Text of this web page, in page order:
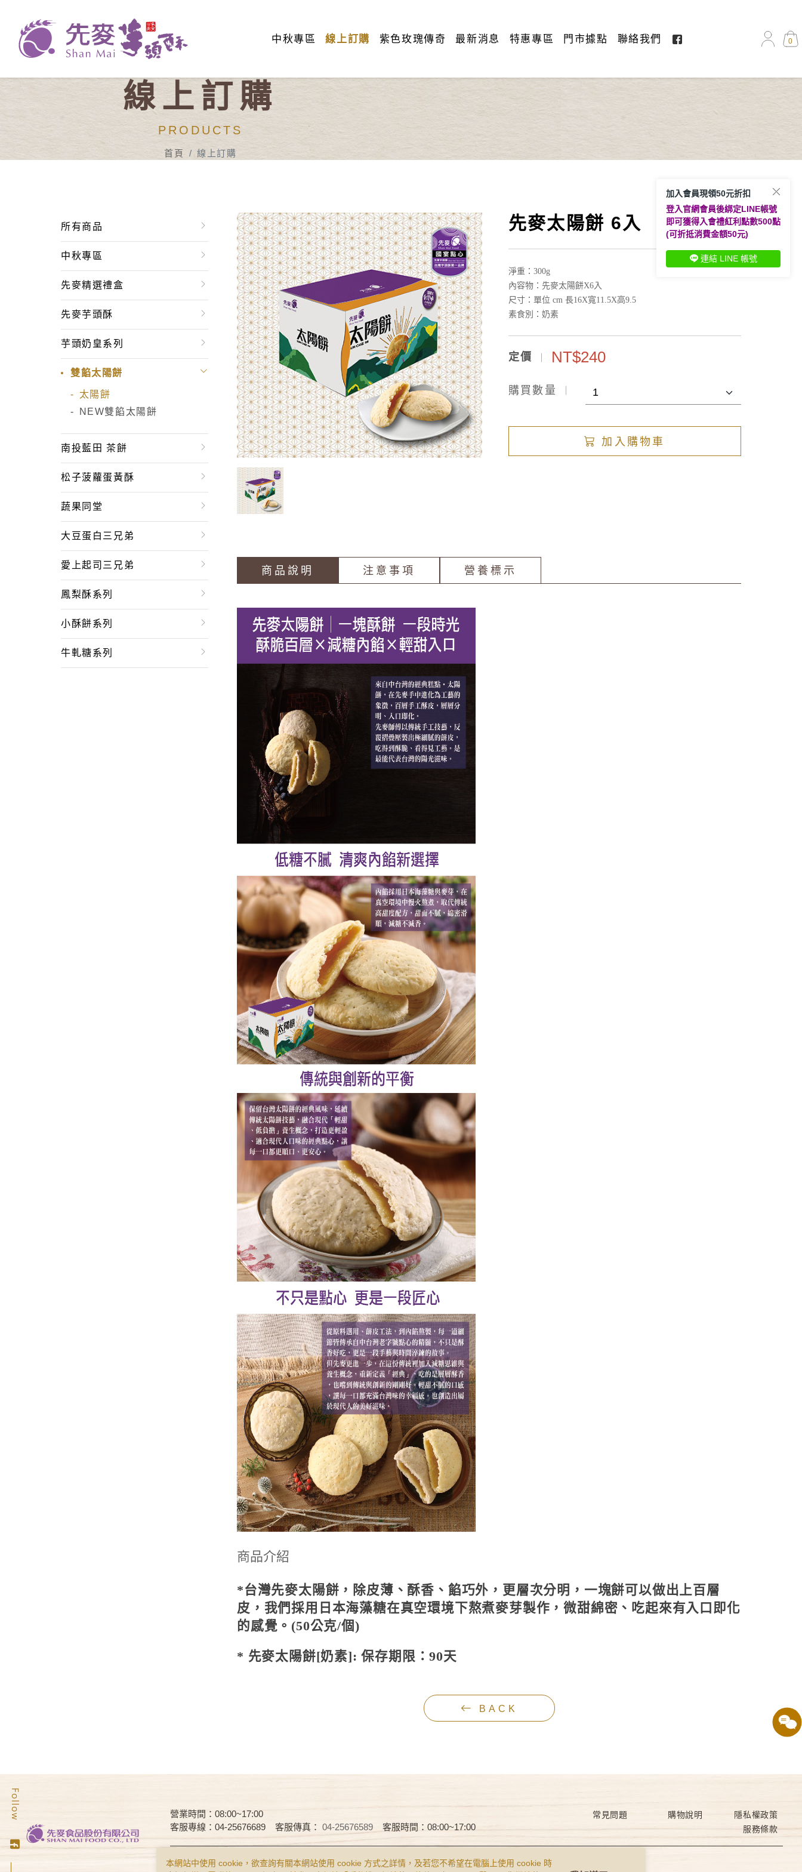
中秋專區 線上訂購 紫色玫瑰傳奇 最新消息 特惠專區 門市據點 聯絡我們 0
線上訂購
PRODUCTS
首頁 線上訂購
所有商品
中秋專區
先麥精選禮盒
先麥芋頭酥
芋頭奶皇系列
雙餡太陽餅
太陽餅
NEW雙餡太陽餅
南投藍田 茶餅
松子菠蘿蛋黃酥
蔬果同堂
大豆蛋白三兄弟
愛上起司三兄弟
鳳梨酥系列
小酥餅系列
牛軋糖系列
先麥太陽餅 6入
淨重：300g
內容物：先麥太陽餅X6入
尺寸：單位 cm 長16X寬11.5X高9.5
素食別：奶素
定價 NT$240
購買數量
加入購物車
商品說明 注意事項 營養標示
商品介紹
*台灣先麥太陽餅，除皮薄、酥香、餡巧外，更層次分明，一塊餅可以做出上百層
皮，我們採用日本海藻糖在真空環境下熬煮麥芽製作，微甜綿密、吃起來有入口即化
的感覺。(50公克/個)
* 先麥太陽餅[奶素]: 保存期限：90天
BACK
營業時間：08:00~17:00
客服專線：04-25676689
客服傳真：04-25676589 客服時間：08:00~17:00
常見問題 購物說明
隱私權政策
服務條款
Copyright © Smai All Rights Reserved. 食品業者登錄字號 B-122977643-00001-0
本網站中使用 cookie，欲查詢有關本網站使用 cookie 方式之詳情，及若您不希望在電腦上使用 cookie 時
加入會員現領50元折扣
登入官網會員後綁定LINE帳號
即可獲得入會禮紅利點數500點
(可折抵消費金額50元)
連結 LINE 帳號